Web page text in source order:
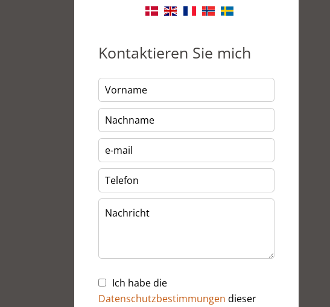
Kontaktieren Sie mich
Ich habe die
Datenschutzbestimmungen dieser